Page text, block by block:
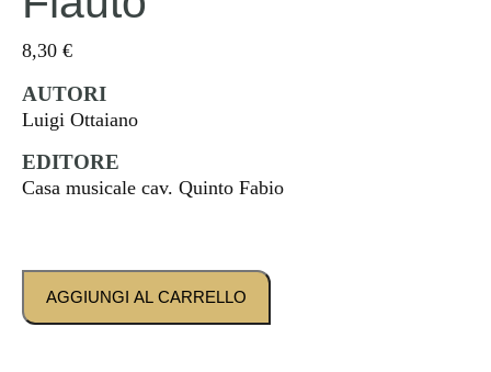
8,30 €
AUTORI
Luigi Ottaiano
EDITORE
Casa musicale cav. Quinto Fabio
AGGIUNGI AL CARRELLO